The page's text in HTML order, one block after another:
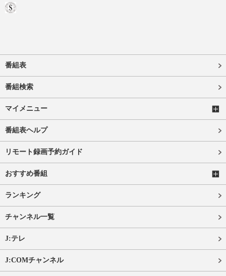
番組表
番組検索
マイメニュー
番組表ヘルプ
リモート録画予約ガイド
おすすめ番組
ランキング
チャンネル一覧
J:テレ
J:COMチャンネル